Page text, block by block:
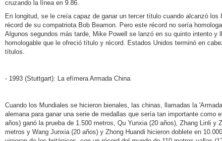
cruzando la línea en 9.86.
En longitud, se le creía capaz de ganar un tercer título cuando alcanzó
récord de su compatriota Bob Beamon. Pero este récord no sería
Algunos segundos más tarde, Mike Powell se lanzó en su quinto intento y
homologable que le ofreció título y récord. Estados Unidos terminó en
títulos.
- 1993 (Stuttgart): La efímera Armada China
Cuando los Mundiales se hicieron bienales, las chinas, llamadas la
alemana para ganar una serie de medallas que sería tan importante como
años) ganó la prueba de 1.500 metros, Qu Yunxia (20 años), Zhang Linli y
metros y Wang Junxia (20 años) y Zhong Huandi hicieron doblete en